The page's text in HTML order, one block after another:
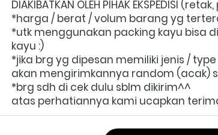
DIAKIBATKAN OLEH PIHAK EKSPEDISI
*harga / berat / volum barang yg
*utk menggunakan packing kayu bisa
kayu :)
*jika brg yg dipesan memiliki jenis /
akan mengirimkannya random (acak)
*brg sdh di cek dulu sblm dikirim^^
atas perhatiannya kami ucapkan